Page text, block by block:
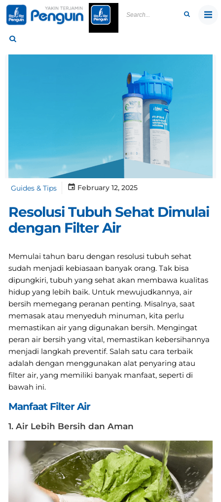
Skip
content
Guides & Tips February 12, 2025
Resolusi Tubuh Sehat Dimulai
dengan Filter Air
Memulai tahun baru dengan resolusi tubuh sehat
sudah menjadi kebiasaan banyak orang. Tak bisa
dipungkiri, tubuh yang sehat akan membawa kualitas
hidup yang lebih baik. Untuk mewujudkannya, air
bersih memegang peranan penting. Misalnya, saat
memasak atau menyeduh minuman, kita perlu
memastikan air yang digunakan bersih. Mengingat
peran air bersih yang vital, memastikan kebersihannya
menjadi langkah preventif. Salah satu cara terbaik
adalah dengan menggunakan alat penyaring atau
filter air, yang memiliki banyak manfaat, seperti di
bawah ini.
Manfaat Filter Air
1. Air Lebih Bersih dan Aman